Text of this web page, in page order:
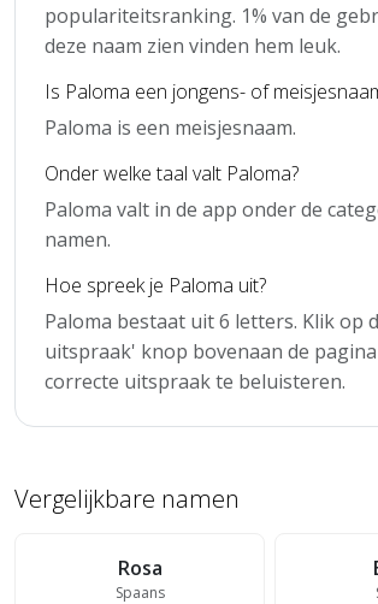
populariteitsranking. 1% van de
deze naam zien vinden hem leuk.
Is Paloma een jongens- of
Paloma is een meisjesnaam.
Onder welke taal valt Paloma?
Paloma valt in de app onder de
namen.
Hoe spreek je Paloma uit?
Paloma bestaat uit 6 letters. Klik op
uitspraak' knop bovenaan de
correcte uitspraak te beluisteren.
Vergelijkbare namen
Rosa
Spaans